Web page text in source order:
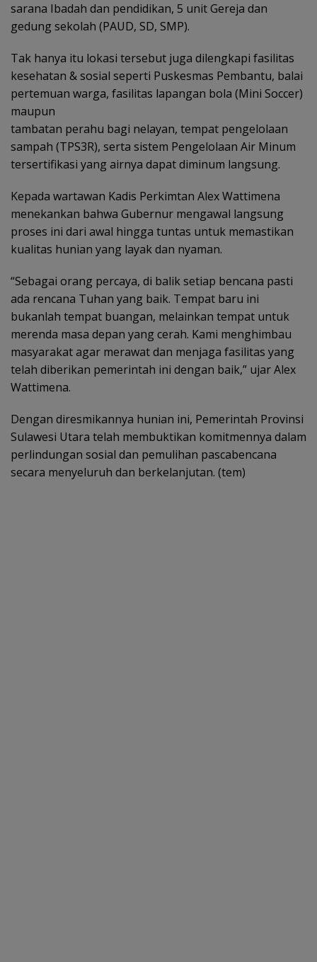
sarana Ibadah dan pendidikan, 5 unit Gereja dan
gedung sekolah (PAUD, SD, SMP).
Tak hanya itu lokasi tersebut juga dilengkapi fasilitas
kesehatan & sosial seperti Puskesmas Pembantu, balai
pertemuan warga, fasilitas lapangan bola (Mini Soccer)
maupun
tambatan perahu bagi nelayan, tempat pengelolaan
sampah (TPS3R), serta sistem Pengelolaan Air Minum
tersertifikasi yang airnya dapat diminum langsung.
Kepada wartawan Kadis Perkimtan Alex Wattimena
menekankan bahwa Gubernur mengawal langsung
proses ini dari awal hingga tuntas untuk memastikan
kualitas hunian yang layak dan nyaman.
“Sebagai orang percaya, di balik setiap bencana pasti
ada rencana Tuhan yang baik. Tempat baru ini
bukanlah tempat buangan, melainkan tempat untuk
merenda masa depan yang cerah. Kami menghimbau
masyarakat agar merawat dan menjaga fasilitas yang
telah diberikan pemerintah ini dengan baik,” ujar Alex
Wattimena.
Dengan diresmikannya hunian ini, Pemerintah Provinsi
Sulawesi Utara telah membuktikan komitmennya dalam
perlindungan sosial dan pemulihan pascabencana
secara menyeluruh dan berkelanjutan. (tem)